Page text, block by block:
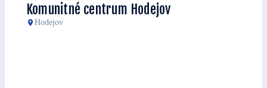
Komunitné centrum Hodejov
Hodejov